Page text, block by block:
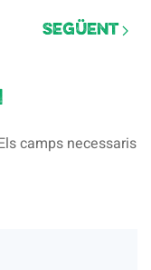
Següent
camps necessaris